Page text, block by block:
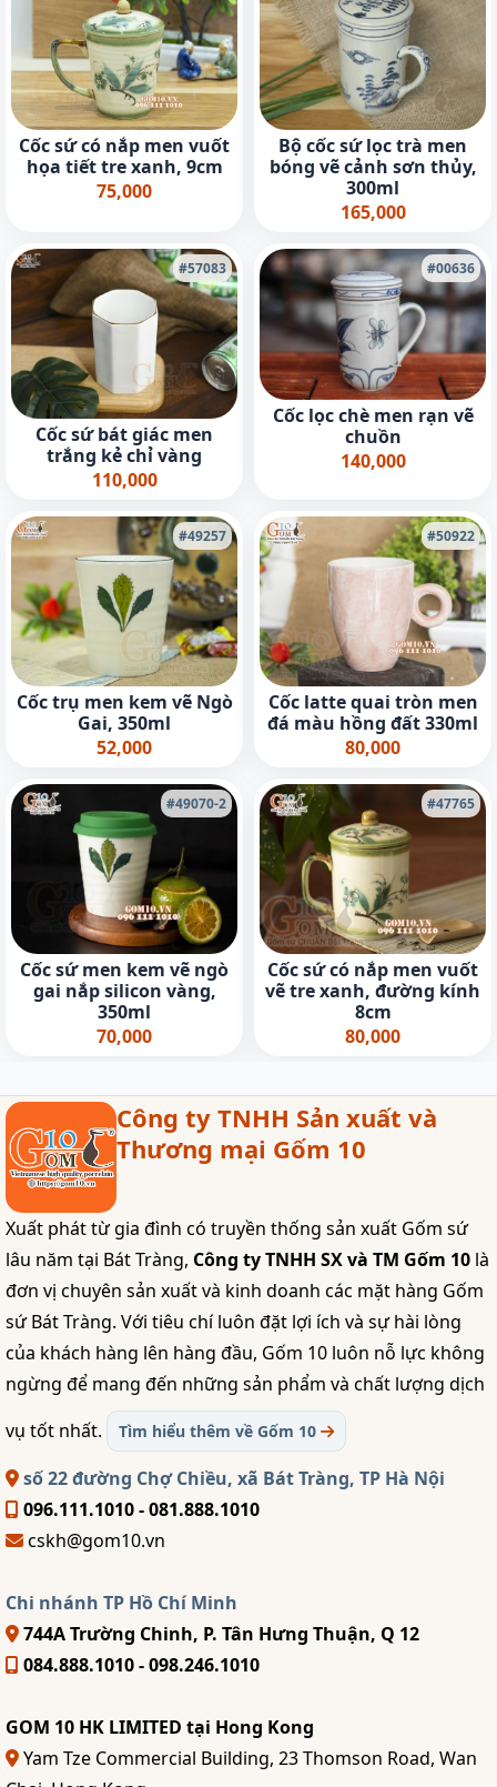
Cốc sứ có nắp men vuốt
họa tiết tre xanh, 9cm
75,000
Bộ cốc sứ lọc trà men
bóng vẽ cảnh sơn thủy,
300ml
165,000
#57083
Cốc sứ bát giác men
trắng kẻ chỉ vàng
110,000
#00636
Cốc lọc chè men rạn vẽ
chuồn
140,000
#49257
Cốc trụ men kem vẽ Ngò
Gai, 350ml
52,000
#50922
Cốc latte quai tròn men
đá màu hồng đất 330ml
80,000
#49070-2
Cốc sứ men kem vẽ ngò
gai nắp silicon vàng,
350ml
70,000
#47765
Cốc sứ có nắp men vuốt
vẽ tre xanh, đường kính
8cm
80,000
Công ty TNHH Sản xuất và
Thương mại Gốm 10
Xuất phát từ gia đình có truyền thống sản xuất Gốm sứ
lâu năm tại Bát Tràng, Công ty TNHH SX và TM Gốm 10 là
đơn vị chuyên sản xuất và kinh doanh các mặt hàng Gốm
sứ Bát Tràng. Với tiêu chí luôn đặt lợi ích và sự hài lòng
của khách hàng lên hàng đầu, Gốm 10 luôn nỗ lực không
ngừng để mang đến những sản phẩm và chất lượng dịch
vụ tốt nhất.
Tìm hiểu thêm về Gốm 10
số 22 đường Chợ Chiều, xã Bát Tràng, TP Hà Nội
096.111.1010 - 081.888.1010
cskh@gom10.vn
Chi nhánh TP Hồ Chí Minh
744A Trường Chinh, P. Tân Hưng Thuận, Q 12
084.888.1010 - 098.246.1010
GOM 10 HK LIMITED tại Hong Kong
Yam Tze Commercial Building, 23 Thomson Road, Wan